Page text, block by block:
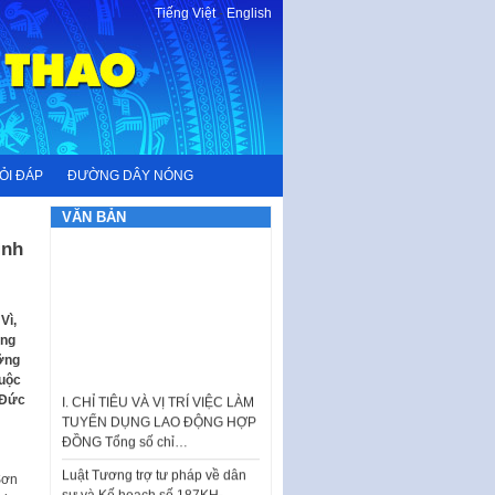
Tiếng Việt-English
ĐÁP ĐƯỜNG DÂY NÓNG
VĂN BẢN
TUYỂN DỤNG LAO ĐỘNG HỢP
ĐỒNG Tổng số chỉ…
Luật Tương trợ tư pháp về dân
sự và Kế hoạch số 187KH-
UBND ngày 0752026 của